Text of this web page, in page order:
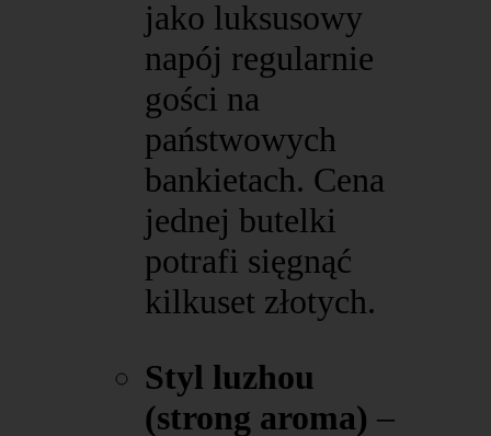
jako luksusowy
napój regularnie
gości na
państwowych
bankietach. Cena
jednej butelki
potrafi sięgnąć
kilkuset złotych.
Styl luzhou
(strong aroma) –